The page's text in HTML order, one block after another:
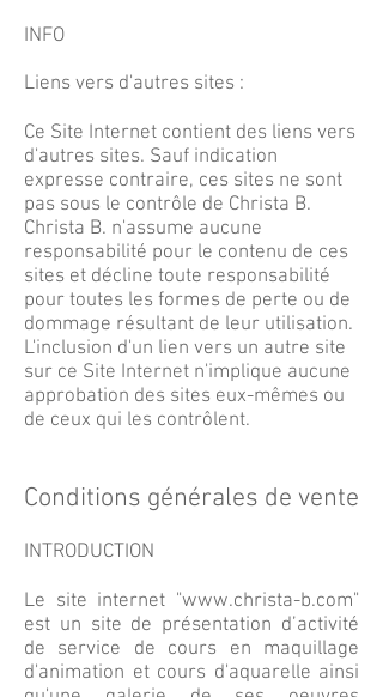
INFO
Liens vers d'autres sites :
Ce Site Internet contient des liens vers
d'autres sites. Sauf indication
expresse contraire, ces sites ne sont
pas sous le contrôle de Christa B.
Christa B. n'assume aucune
responsabilité pour le contenu de ces
sites et décline toute responsabilité
pour toutes les formes de perte ou de
dommage résultant de leur utilisation.
L'inclusion d'un lien vers un autre site
sur ce Site Internet n'implique aucune
approbation des sites eux-mêmes ou
de ceux qui les contrôlent.
Conditions générales de vente
INTRODUCTION
Le site internet "www.christa-b.com"
est un site de présentation d’activité
de service de cours en maquillage
d'animation et cours d'aquarelle ainsi